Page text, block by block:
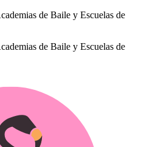
de Baile y Escuelas de
de Baile y Escuelas de